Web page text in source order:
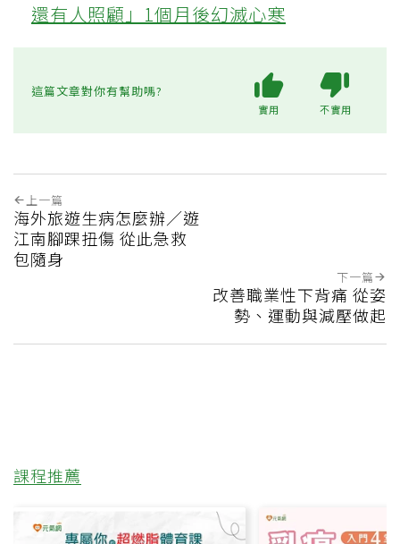
還有人照顧」1個月後幻滅心寒
這篇文章對你有幫助嗎?
實用 不實用
上一篇
海外旅遊生病怎麼辦／遊
江南腳踝扭傷 從此急救
包隨身
下一篇
改善職業性下背痛 從姿
勢、運動與減壓做起
課程推薦